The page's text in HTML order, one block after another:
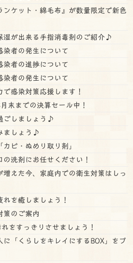
ンケット・綿毛布』が数量限定で新色
湿が出来る手指消毒剤のご紹介♪
染者の発生について
染者の進捗について
染者の発生について
感染対策応援します！
末までの決算セール中！
ごしましょう♪
ましょう♪
ビ・ぬめり取り剤」
洗剤にお任せください！
増えた今、家庭内での衛生対策はしっ
を癒しましょう！
策のご案内
をすっきりさせましょう！
に「くらしをキレイにするBOX」をプ